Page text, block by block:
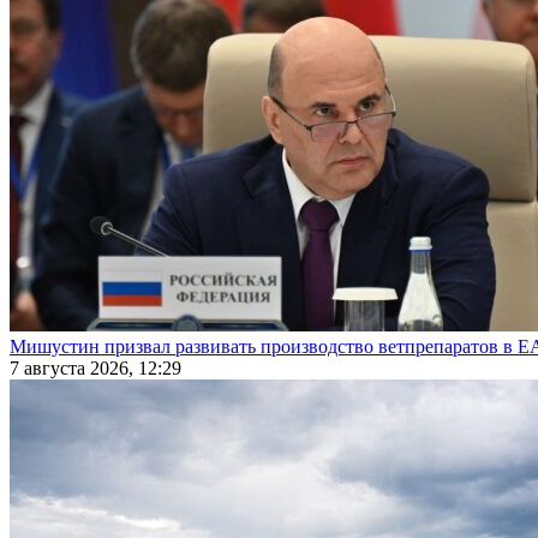
Мишустин призвал развивать производство ветпрепаратов в
7 августа 2026, 12:29